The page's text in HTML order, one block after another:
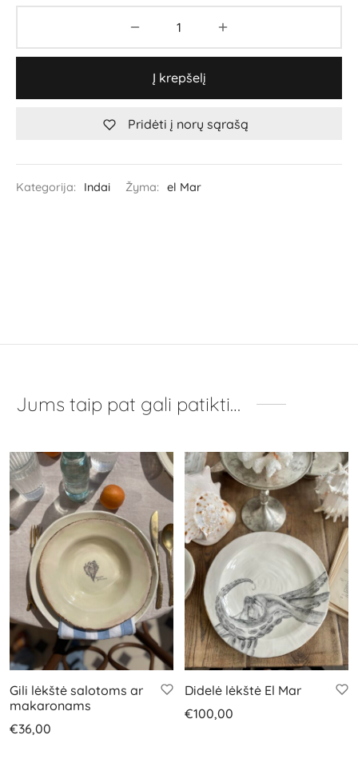
Į krepšelį
Pridėti į norų sąrašą
Kategorija: Indai Žyma: el Mar
Jums taip pat gali patikti…
Gili lėkštė salotoms ar
makaronams
€36,00
Didelė lėkštė El Mar
€100,00